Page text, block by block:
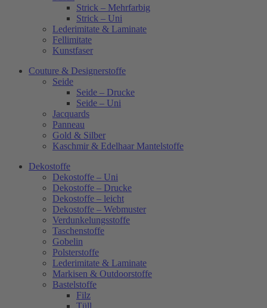
Strick – Mehrfarbig
Strick – Uni
Lederimitate & Laminate
Fellimitate
Kunstfaser
Couture & Designerstoffe
Seide
Seide – Drucke
Seide – Uni
Jacquards
Panneau
Gold & Silber
Kaschmir & Edelhaar Mantelstoffe
Dekostoffe
Dekostoffe – Uni
Dekostoffe – Drucke
Dekostoffe – leicht
Dekostoffe – Webmuster
Verdunkelungsstoffe
Taschenstoffe
Gobelin
Polsterstoffe
Lederimitate & Laminate
Markisen & Outdoorstoffe
Bastelstoffe
Filz
Tüll